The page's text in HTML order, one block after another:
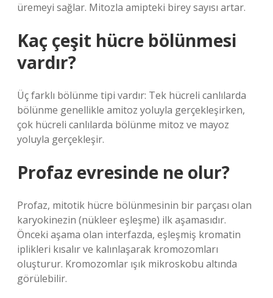
üremeyi sağlar. Mitozla amipteki birey sayısı artar.
Kaç çeşit hücre bölünmesi
vardır?
Üç farklı bölünme tipi vardır: Tek hücreli canlılarda
bölünme genellikle amitoz yoluyla gerçekleşirken,
çok hücreli canlılarda bölünme mitoz ve mayoz
yoluyla gerçekleşir.
Profaz evresinde ne olur?
Profaz, mitotik hücre bölünmesinin bir parçası olan
karyokinezin (nükleer eşleşme) ilk aşamasıdır.
Önceki aşama olan interfazda, eşleşmiş kromatin
iplikleri kısalır ve kalınlaşarak kromozomları
oluşturur. Kromozomlar ışık mikroskobu altında
görülebilir.